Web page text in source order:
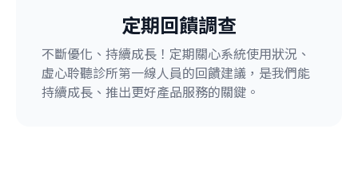
定期回饋調查
不斷優化、持續成長！定期關心系統使用狀況、
虛心聆聽診所第一線人員的回饋建議，是我們能
持續成長、推出更好產品服務的關鍵。